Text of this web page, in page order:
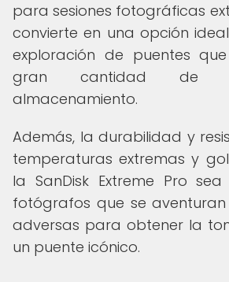
para sesiones fotográficas
convierte en una opción
exploración de puentes
gran cantidad de
almacenamiento.
Además, la durabilidad y
temperaturas extremas y
la SanDisk Extreme Pro
fotógrafos que se aventuran
adversas para obtener la
un puente icónico.